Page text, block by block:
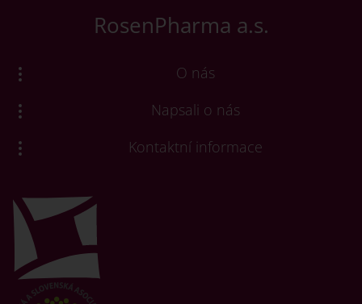
RosenPharma a.s.
O nás
Napsali o nás
Kontaktní informace